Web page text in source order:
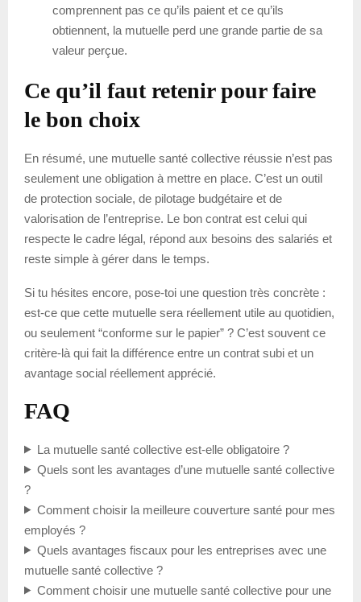
comprennent pas ce qu’ils paient et ce qu’ils
obtiennent, la mutuelle perd une grande partie de sa
valeur perçue.
Ce qu’il faut retenir pour faire
le bon choix
En résumé, une mutuelle santé collective réussie n’est pas
seulement une obligation à mettre en place. C’est un outil
de protection sociale, de pilotage budgétaire et de
valorisation de l’entreprise. Le bon contrat est celui qui
respecte le cadre légal, répond aux besoins des salariés et
reste simple à gérer dans le temps.
Si tu hésites encore, pose-toi une question très concrète :
est-ce que cette mutuelle sera réellement utile au quotidien,
ou seulement “conforme sur le papier” ? C’est souvent ce
critère-là qui fait la différence entre un contrat subi et un
avantage social réellement apprécié.
FAQ
La mutuelle santé collective est-elle obligatoire ?
Quels sont les avantages d’une mutuelle santé collective
?
Comment choisir la meilleure couverture santé pour mes
employés ?
Quels avantages fiscaux pour les entreprises avec une
mutuelle santé collective ?
Comment choisir une mutuelle santé collective pour une